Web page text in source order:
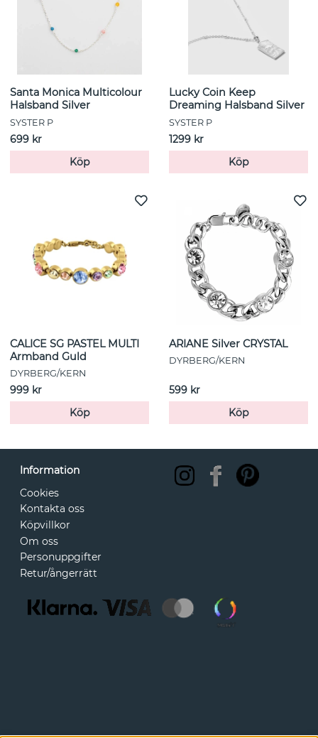
Santa Monica Multicolour
Halsband Silver
SYSTER P
699 kr
Köp
Lucky Coin Keep
Dreaming Halsband Silver
SYSTER P
1299 kr
Köp
CALICE SG PASTEL MULTI
Armband Guld
DYRBERG/KERN
999 kr
Köp
ARIANE Silver CRYSTAL
DYRBERG/KERN
599 kr
Köp
Information
Cookies
Kontakta oss
Köpvillkor
Om oss
Personuppgifter
Retur/ångerrätt